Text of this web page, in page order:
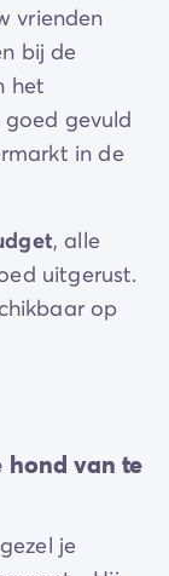
vrienden
bij de
het
goed gevuld
in de
, alle
uitgerust.
op
hond van te
je